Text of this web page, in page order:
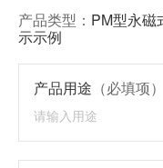
产品类型： PM型永
示示例
产品用途 （必填项）